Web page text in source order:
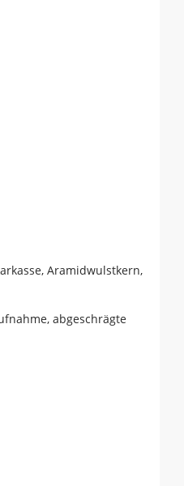
Aramidwulstkern,
abgeschrägte